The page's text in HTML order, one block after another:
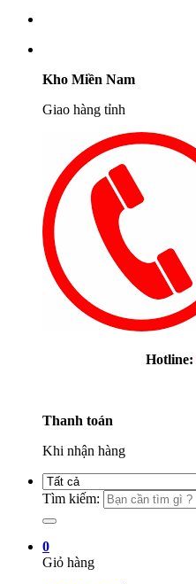
Kho Miền Nam
Giao hàng tỉnh
Hotline:
Thanh toán
Khi nhận hàng
Tìm kiếm:
0
Giỏ hàng